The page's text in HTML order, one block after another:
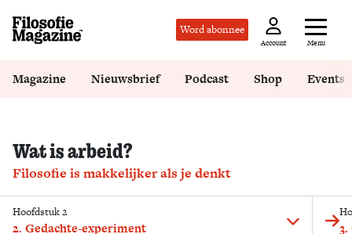
Word abonnee
Account Menu
Magazine Nieuwsbrief Podcast Shop Events
Wat is arbeid?
Filosofie is makkelijker als je denkt
Hoofdstuk 2
2. Gedachte-experiment